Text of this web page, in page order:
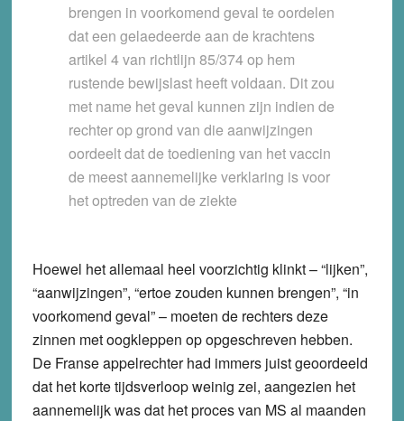
brengen in voorkomend geval te oordelen
dat een gelaedeerde aan de krachtens
artikel 4 van richtlijn 85/374 op hem
rustende bewijslast heeft voldaan. Dit zou
met name het geval kunnen zijn indien de
rechter op grond van die aanwijzingen
oordeelt dat de toediening van het vaccin
de meest aannemelijke verklaring is voor
het optreden van de ziekte
Hoewel het allemaal heel voorzichtig klinkt – “lijken”,
“aanwijzingen”, “ertoe zouden kunnen brengen”, “in
voorkomend geval” – moeten de rechters deze
zinnen met oogkleppen op opgeschreven hebben.
De Franse appelrechter had immers juist geoordeeld
dat het korte tijdsverloop weinig zei, aangezien het
aannemelijk was dat het proces van MS al maanden